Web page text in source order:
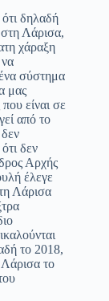
δηλαδή
στη Λάρισα,
χάραξη
ένα σύστημα
μας
είναι σε
από το
δεν
Αρχής
έλεγε
Λάρισα
το 2018,
Λάρισα το